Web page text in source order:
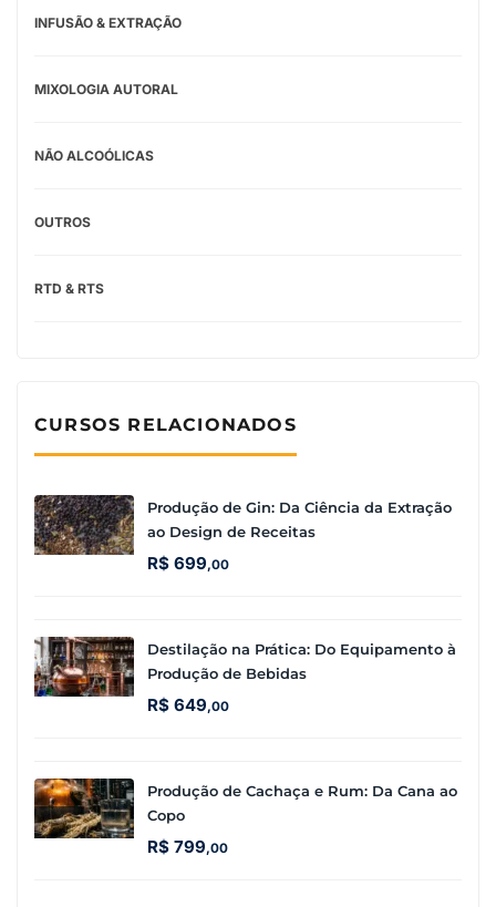
INFUSÃO & EXTRAÇÃO
MIXOLOGIA AUTORAL
NÃO ALCOÓLICAS
OUTROS
RTD & RTS
CURSOS RELACIONADOS
Produção de Gin: Da Ciência da Extração
ao Design de Receitas
R$ 699,00
Destilação na Prática: Do Equipamento à
Produção de Bebidas
R$ 649,00
Produção de Cachaça e Rum: Da Cana ao
Copo
R$ 799,00